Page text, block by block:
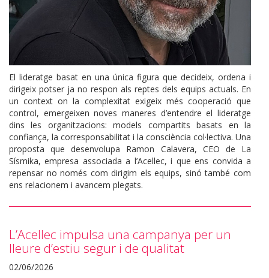
El lideratge basat en una única figura que decideix, ordena i
dirigeix potser ja no respon als reptes dels equips actuals. En
un context on la complexitat exigeix més cooperació que
control, emergeixen noves maneres d’entendre el lideratge
dins les organitzacions: models compartits basats en la
confiança, la corresponsabilitat i la consciència col·lectiva. Una
proposta que desenvolupa Ramon Calavera, CEO de La
Sísmika, empresa associada a l’Acellec, i que ens convida a
repensar no només com dirigim els equips, sinó també com
ens relacionem i avancem plegats.
L’Acellec impulsa una campanya per un
lleure d’estiu segur i de qualitat
02/06/2026